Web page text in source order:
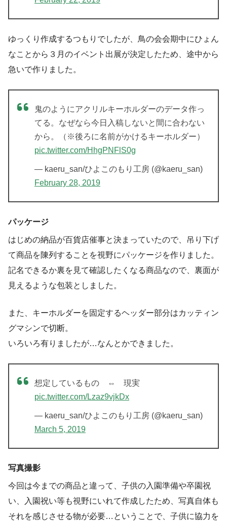
ゆっくり作成するつもりでしたが、鳥の会会期中にひょん
なことから３月のイベント出展が決定したため、途中から
急いで作りました。
鬼のようにアクリルキーホルダーのデータ作っ
てる。なぜなら今日入稿しないと間に合わない
から。（※後ろに名前がかけるキーホルダー）
pic.twitter.com/HhgPNFlS0g
— kaeru_san/ひよこのもり工房 (@kaeru_san)
February 28, 2019
パッケージ
はじめの納品が百貨店催事と決まっていたので、吊り下げ
て商品を陳列することを視野にパッケージを作りました。
記名できるか裏を見て確認したくなる商品なので、裏面が
見えるような包装としました。
また、キーホルダーを固定するヘッダー部分はカッティン
グマシンで切断。
いろいろ有りましたが…なんとかできました。
想定しているもの ⇔ 現実
pic.twitter.com/Lzaz9vjkDx
— kaeru_san/ひよこのもり工房 (@kaeru_san)
March 5, 2019
写真撮影
今回は今までの商品と違って、子供の入園準備や卒園祝
い、入園祝い等も視野にいれて作成したため、写真自体も
それを感じさせる物が必要…ということで、子供に協力を